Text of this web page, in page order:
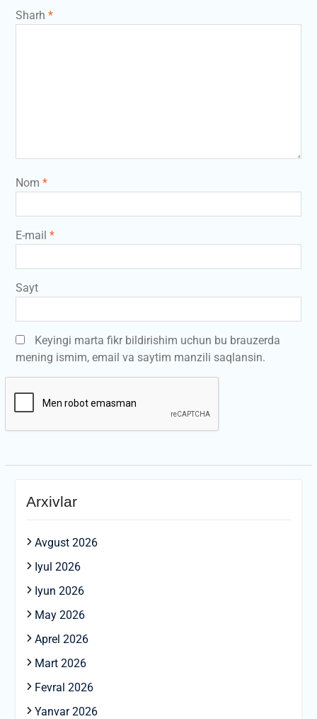
Sharh *
Nom *
E-mail *
Sayt
Keyingi marta fikr bildirishim uchun bu brauzerda
mening ismim, email va saytim manzili saqlansin.
Arxivlar
Avgust 2026
Iyul 2026
Iyun 2026
May 2026
Aprel 2026
Mart 2026
Fevral 2026
Yanvar 2026